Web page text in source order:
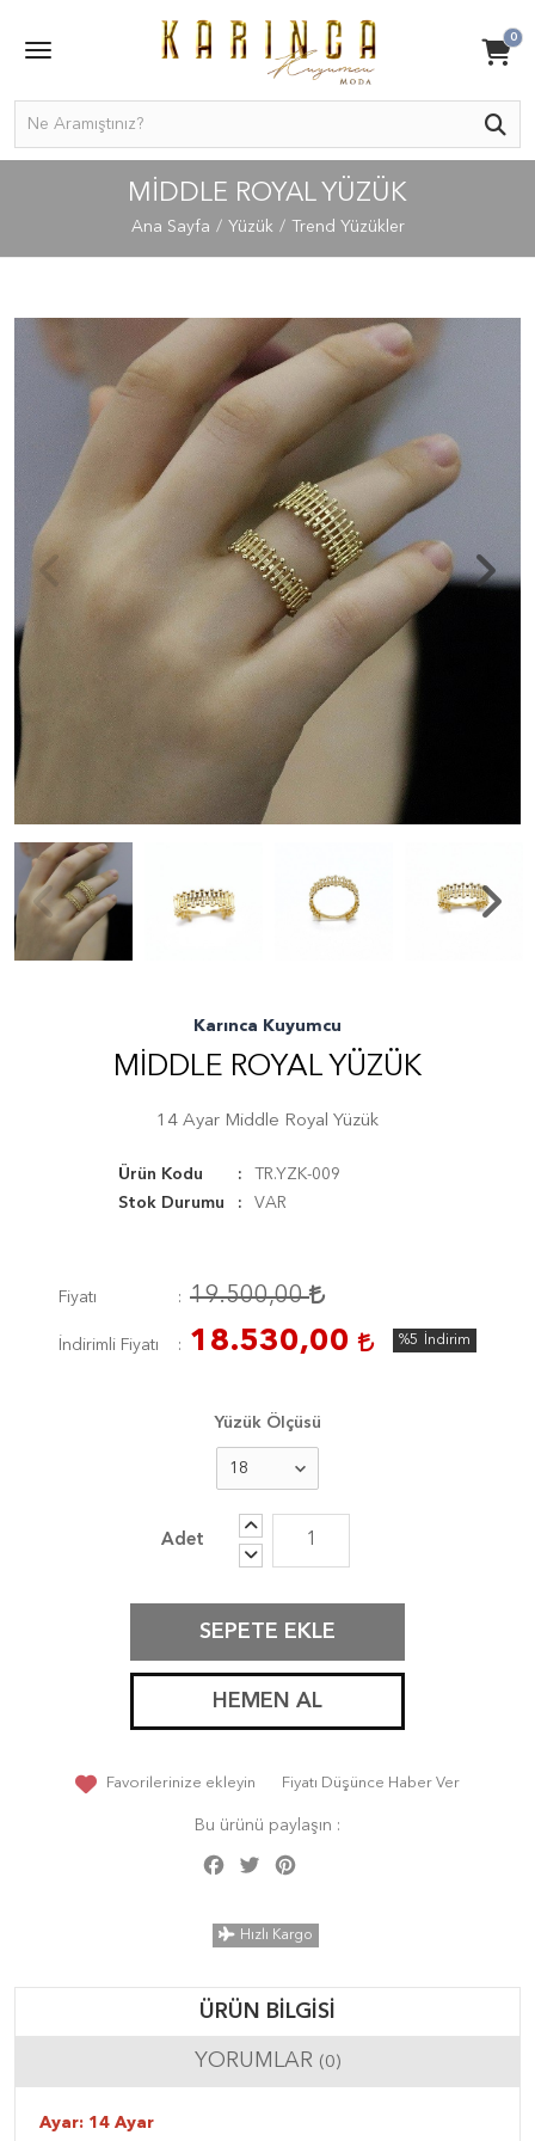
0
MIDDLE ROYAL YÜZÜK
Ana Sayfa Yüzük Trend Yüzükler
Karınca Kuyumcu
MIDDLE ROYAL YÜZÜK
14 Ayar Middle Royal Yüzük
Ürün Kodu
TR.YZK-009
Stok Durumu
VAR
Fiyatı 19.500,00
İndirimli Fiyatı 18.530,00 %5 İndirim
Yüzük Ölçüsü
SEPETE EKLE
HEMEN AL
Favorilerinize ekleyin Fiyatı Düşünce Haber Ver
Bu ürünü paylaşın :
Facebook
Twitter
Hızlı Kargo
ÜRÜN BILGISI
YORUMLAR (0)
Ayar: 14 Ayar